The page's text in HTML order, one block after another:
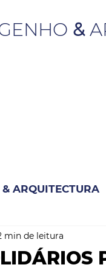
&
ARQUITECTURA
&
min de leitura